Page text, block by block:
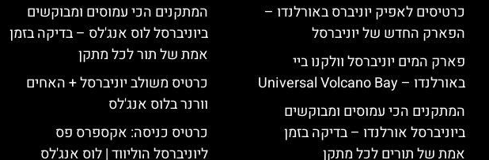
כרטיסים לאפיק יוניברס באורלנדו –
הפארק החדש של יוניברסל
פארק המים יוניברסל וולקנו ביי
באורלנדו – Universal Volcano Bay
המתקנים הכי עמוסים ומבוקשים
ביוניברסל אורלנדו – בדיקה בזמן
אמת של תורים לכל מתקן
המתקנים הכי עמוסים ומבוקשים
ביוניברסל לוס אנג'לס – בדיקה בזמן
אמת של תור לכל מתקן
כרטיס משולב יוניברסל + האחים
וורנר בלוס אנג'לס
כרטיס כניסה: אקספרס פס
ליוניברסל הוליווד | לוס אנג'לס